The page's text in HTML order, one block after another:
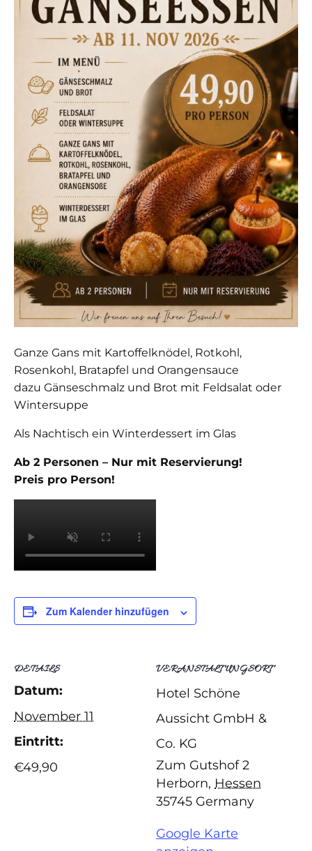
Ganze Gans mit Kartoffelknödel, Rotkohl,
Rosenkohl, Bratapfel und Orangensauce
dazu Gänseschmalz und Brot mit Feldsalat oder
Wintersuppe
Als Nachtisch ein Winterdessert im Glas
Ab 2 Personen – Nur mit Reservierung!
Preis pro Person!
Zum Kalender hinzufügen
DETAILS
Datum:
November 11
Eintritt:
€49,90
VERANSTALTUNGSORT
Hotel Schöne
Aussicht GmbH &
Co. KG
Zum Gutshof 2
Herborn, Hessen
35745 Germany
Google Karte